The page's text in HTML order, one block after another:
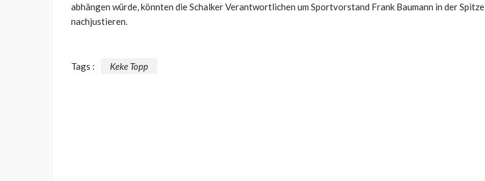
abhängen würde, könnten die Schalker Verantwortlichen um Sportvorstand Frank Baumann in der Spitze
nachjustieren.
Tags : Keke Topp